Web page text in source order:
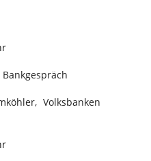
Volksbanken